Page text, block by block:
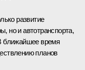
развитие
но и автотранспорта,
ближайшее время
планов